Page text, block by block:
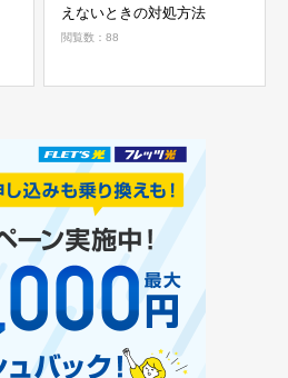
えないときの対処方法
閲覧数：88